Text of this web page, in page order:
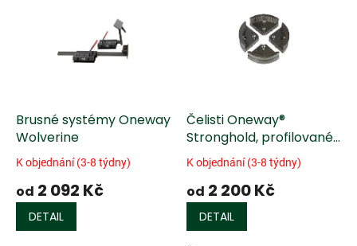
d
u
Brusné systémy Oneway
Wolverine
K objednání (3-8 týdny)
od 2 092 Kč
DETAIL
Čelisti Oneway®
Stronghold, profilované
ozubení
K objednání (3-8 týdny)
od 2 200 Kč
DETAIL